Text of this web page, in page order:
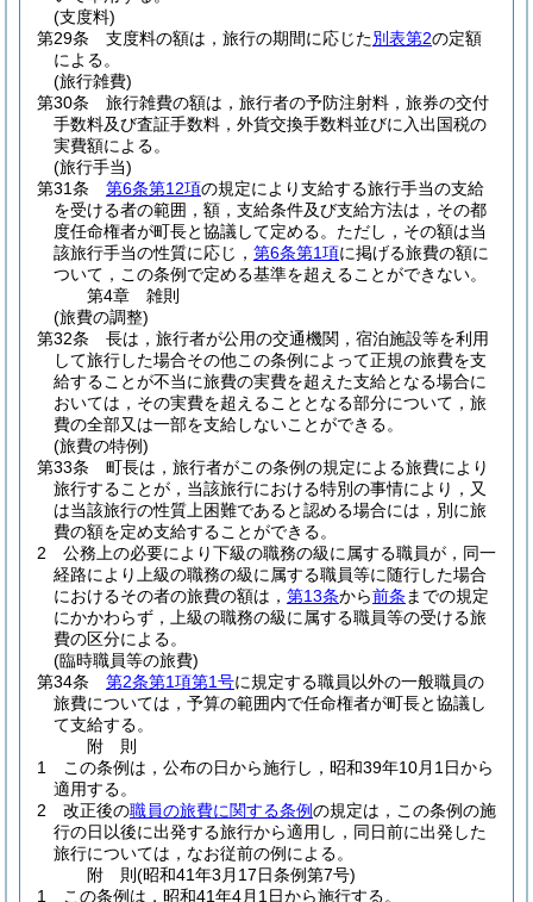
(支度料)
第29条
支度料の額は，旅行の期間に応じた別表第2の定額
による。
(旅行雑費)
第30条
旅行雑費の額は，旅行者の予防注射料，旅券の交付
手数料及び査証手数料，外貨交換手数料並びに入出国税の
実費額による。
(旅行手当)
第31条
第6条第12項の規定により支給する旅行手当の支給
を受ける者の範囲，額，支給条件及び支給方法は，その都
度任命権者が町長と協議して定める。 ただし，その額は当
該旅行手当の性質に応じ， 第6条第1項に掲げる旅費の額に
ついて，この条例で定める基準を超えることができない。
第4章
雑則
(旅費の調整)
第32条
長は，旅行者が公用の交通機関，宿泊施設等を利用
して旅行した場合その他この条例によって正規の旅費を支
給することが不当に旅費の実費を超えた支給となる場合に
おいては，その実費を超えることとなる部分について，旅
費の全部又は一部を支給しないことができる。
(旅費の特例)
第33条
町長は，旅行者がこの条例の規定による旅費により
旅行することが，当該旅行における特別の事情により，又
は当該旅行の性質上困難であると認める場合には，別に旅
費の額を定め支給することができる。
2
公務上の必要により下級の職務の級に属する職員が，同一
経路により上級の職務の級に属する職員等に随行した場合
におけるその者の旅費の額は， 第13条から前条 までの規定
にかかわらず，上級の職務の級に属する職員等の受ける旅
費の区分による。
(臨時職員等の旅費)
第34条
第2条第1項第1号に規定する職員以外の一般職員の
旅費については，予算の範囲内で任命権者が町長と協議し
て支給する。
附 則
1
この条例は，公布の日から施行し，昭和39年10月1日から
適用する。
2
改正後の職員の旅費に関する条例の規定は，この条例の施
行の日以後に出発する旅行から適用し，同日前に出発した
旅行については，なお従前の例による。
附 則(昭和41年3月17日条例第7号)
1
この条例は，昭和41年4月1日から施行する。